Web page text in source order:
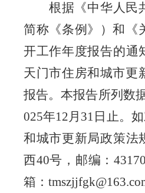
根据《中华人民
简称《条例》）和《
开工作年度报告的通
天门市住房和城市更
报告。本报告所列数
025年12月 31 日止。
和城市更新局政策法
西40号，邮编：
箱： tmszjjfgk